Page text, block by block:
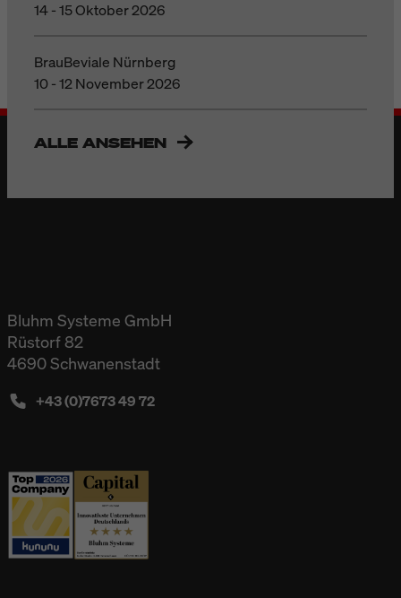
14 - 15 Oktober 2026
BrauBeviale Nürnberg
10 - 12 November 2026
ALLE ANSEHEN
Bluhm Systeme GmbH
Rüstorf 82
4690 Schwanenstadt
+43 (0)7673 49 72